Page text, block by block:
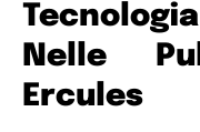
Nelle
Ercules